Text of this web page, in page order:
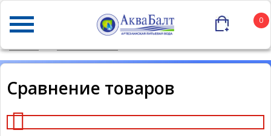
0
Сравнение товаров